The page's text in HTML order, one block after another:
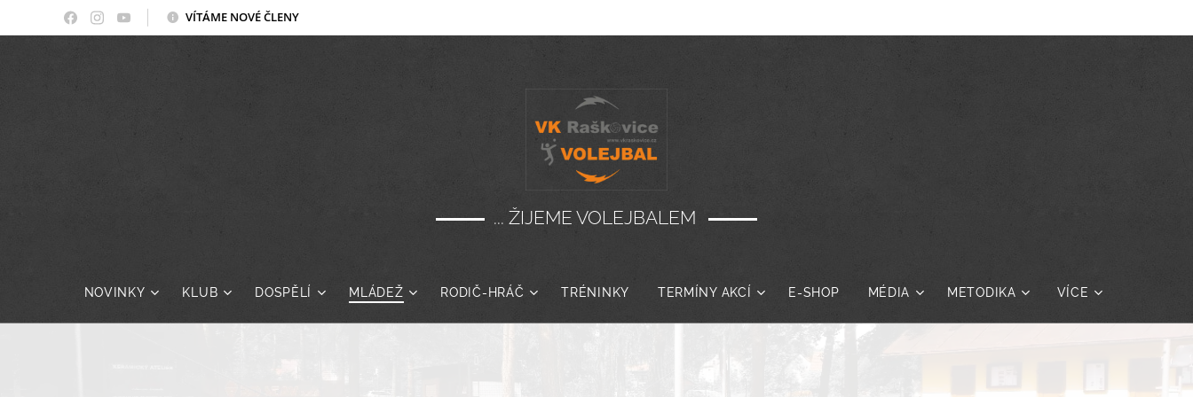
VÍTÁME NOVÉ ČLENY
... ŽIJEME VOLEJBALEM
NOVINKY KLUB DOSPĚLÍ MLÁDEŽ RODIČ-HRÁČ TRÉNINKY TERMÍNY AKCÍ E-SHOP MÉDIA METODIKA VÍCE